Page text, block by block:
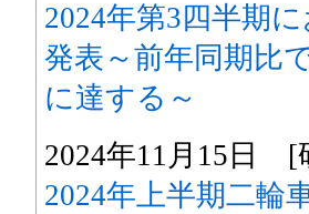
2024年第3四半期
発表～前年同期比
に達する～
2024年11月15日 [
2024年上半期二輪